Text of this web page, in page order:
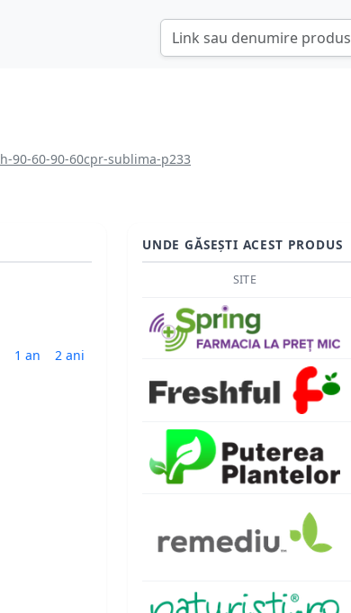
90-60-90-60cpr-sublima-p233
1 an 2 ani
UNDE GĂSEȘTI ACEST PRODUS
SITE